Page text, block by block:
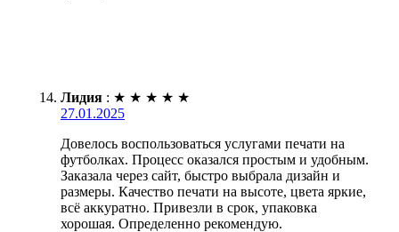
Лидия : ★ ★ ★ ★ ★
27.01.2025
Довелось воспользоваться услугами печати на
футболках. Процесс оказался простым и удобным.
Заказала через сайт, быстро выбрала дизайн и
размеры. Качество печати на высоте, цвета яркие,
всё аккуратно. Привезли в срок, упаковка
хорошая. Определенно рекомендую.